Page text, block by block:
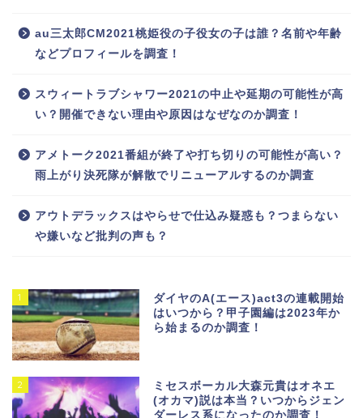
au三太郎CM2021桃姫役の子役女の子は誰？名前や年齢
などプロフィールを調査！
スウィートラブシャワー2021の中止や延期の可能性が高
い？開催できない理由や原因はなぜなのか調査！
アメトーク2021番組が終了や打ち切りの可能性が高い？
雨上がり決死隊が解散でリニューアルするのか調査
アウトデラックスはやらせで仕込み疑惑も？つまらない
や嫌いなど批判の声も？
1
ダイヤのA(エース)act3の連載開始
はいつから？甲子園編は2023年か
ら始まるのか調査！
2
ミセスボーカル大森元貴はオネエ
(オカマ)説は本当？いつからジェン
ダーレス系になったのか調査！